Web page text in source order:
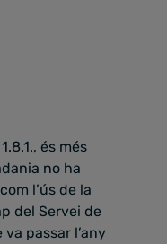
és més
no ha
l’ús de la
del Servei de
passar l’any